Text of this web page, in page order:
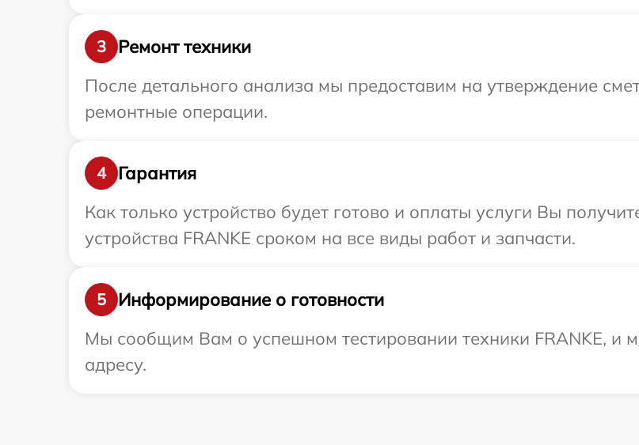
3
Ремонт техники
После детального анализа мы предоставим на утверждение
ремонтные операции.
4
Гарантия
Как только устройство будет готово и оплаты услуги Вы
устройства FRANKE сроком на все виды работ и запчасти.
5
Информирование о готовности
Мы сообщим Вам о успешном тестировании техники FRANKE, и
адресу.